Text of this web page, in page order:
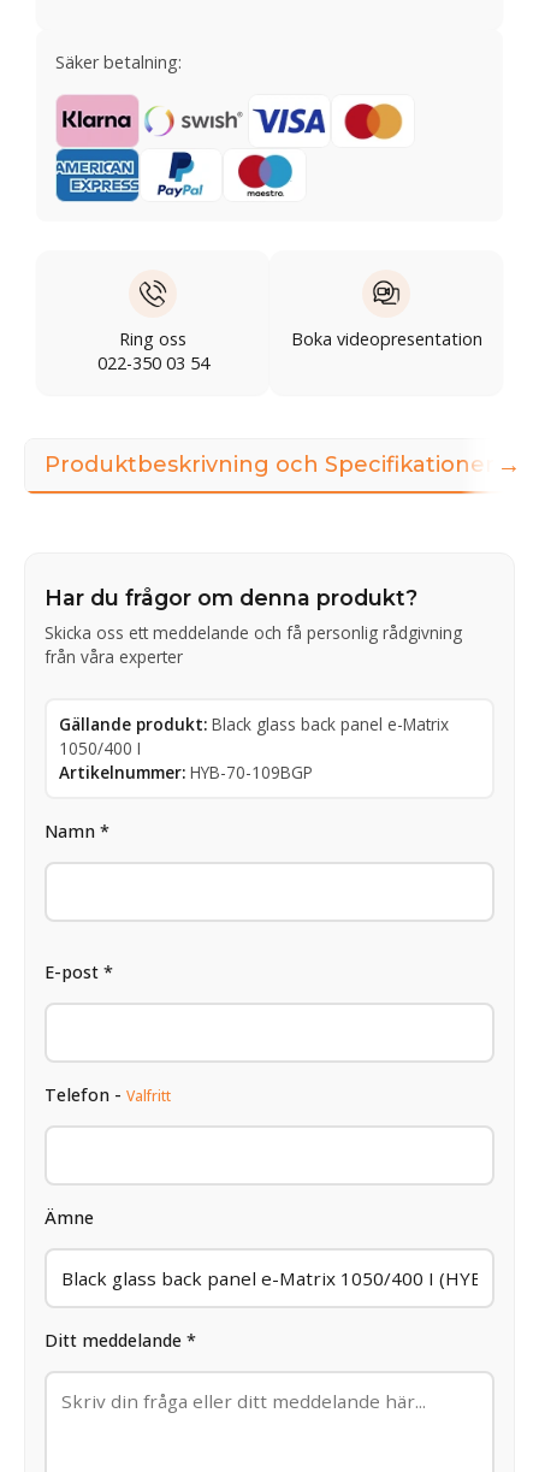
Säker betalning:
Ring oss
022-350 03 54
Boka videopresentation
Produktbeskrivning och Specifikationer
Har du frågor om denna produkt?
Skicka oss ett meddelande och få personlig rådgivning
från våra experter
Gällande produkt: Black glass back panel e-Matrix
1050/400 I
Artikelnummer: HYB-70-109BGP
Namn *
E-post *
Telefon - Valfritt
Ämne
Ditt meddelande *
→